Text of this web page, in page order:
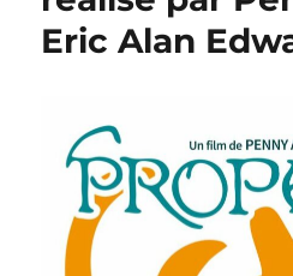
Eric Alan